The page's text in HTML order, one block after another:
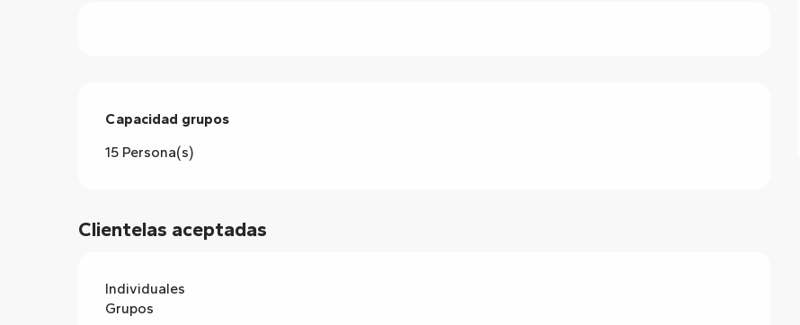
Capacidad grupos
Capacidad grupos
15 Persona(s)
Clientelas aceptadas
Individuales
Grupos